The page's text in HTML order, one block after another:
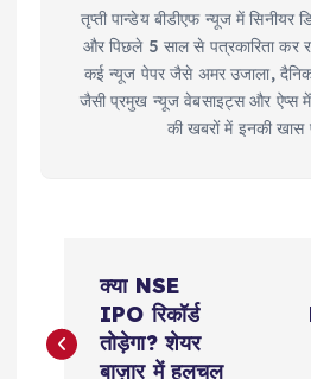
तृप्ती पान्डेय बीडीएफ न्यूज में सिनीयर
और पिछले 5 साल से पत्रकारिता कर
कई न्यूज पेपर जैसे अमर उजाला,
जैसी प्रमुख न्यूज वेबसाइट्स और ऐप्स में
की खबरों में इनकी
o
क्या NSE
IPO रिकॉर्ड
तोड़ेगा? शेयर
बाज़ार में हलचल